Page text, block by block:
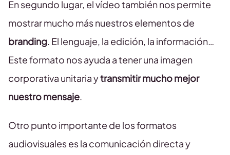
En segundo lugar, el vídeo también nos permite
mostrar mucho más nuestros elementos de
branding . El lenguaje, la edición, la información…
Este formato nos ayuda a tener una imagen
corporativa unitaria ytransmitir mucho mejor
nuestro mensaje
Otro punto importante de los formatos
audiovisuales es la comunicación directa y